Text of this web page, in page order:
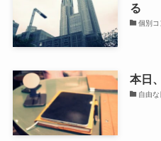
る
個別
本日
自由